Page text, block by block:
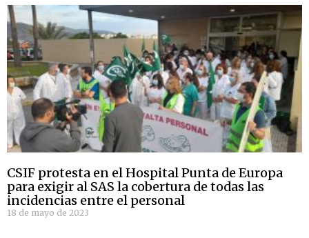
CSIF protesta en el Hospital Punta de Europa
para exigir al SAS la cobertura de todas las
incidencias entre el personal
18 de mayo de 2023